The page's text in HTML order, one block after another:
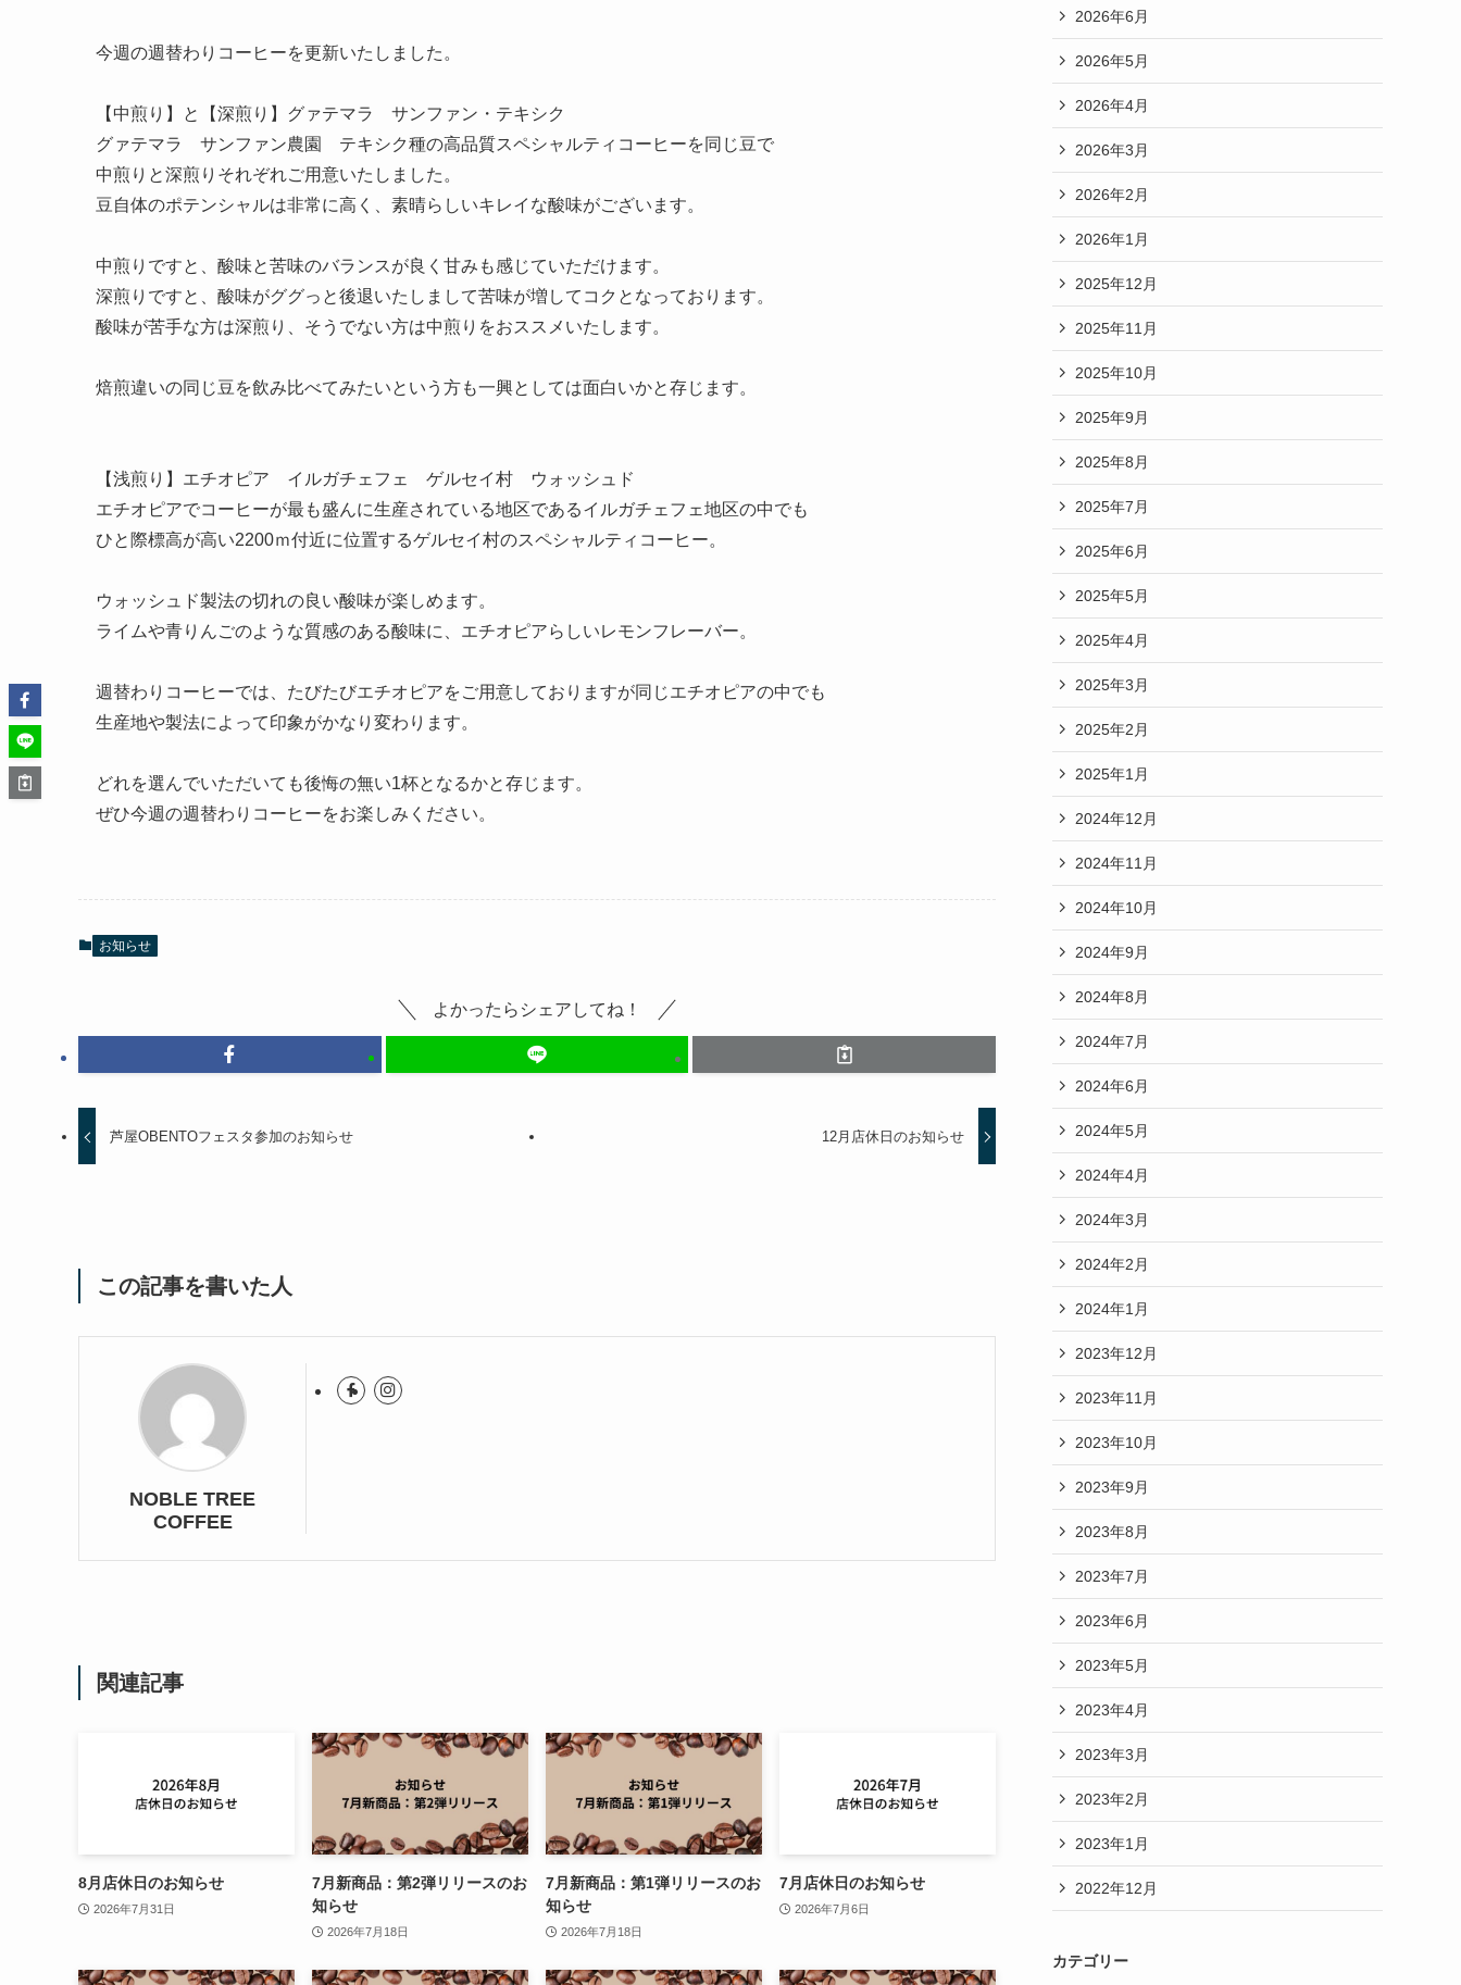
今週の週替わりコーヒーを更新いたしました。
【中煎り】と【深煎り】グァテマラ サンファン・テキシク
グァテマラ サンファン農園 テキシク種の高品質スペシャルティコーヒーを同じ豆で
中煎りと深煎りそれぞれご用意いたしました。
豆自体のポテンシャルは非常に高く、素晴らしいキレイな酸味がございます。
中煎りですと、酸味と苦味のバランスが良く甘みも感じていただけます。
深煎りですと、酸味がググっと後退いたしまして苦味が増してコクとなっております。
酸味が苦手な方は深煎り、そうでない方は中煎りをおススメいたします。
焙煎違いの同じ豆を飲み比べてみたいという方も一興としては面白いかと存じます。
【浅煎り】エチオピア イルガチェフェ ゲルセイ村 ウォッシュド
エチオピアでコーヒーが最も盛んに生産されている地区であるイルガチェフェ地区の中でも
ひと際標高が高い2200ｍ付近に位置するゲルセイ村のスペシャルティコーヒー。
ウォッシュド製法の切れの良い酸味が楽しめます。
ライムや青りんごのような質感のある酸味に、エチオピアらしいレモンフレーバー。
週替わりコーヒーでは、たびたびエチオピアをご用意しておりますが同じエチオピアの中でも
生産地や製法によって印象がかなり変わります。
どれを選んでいただいても後悔の無い1杯となるかと存じます。
ぜひ今週の週替わりコーヒーをお楽しみください。
お知らせ
よかったらシェアしてね！
芦屋OBENTOフェスタ参加のお知らせ 12月店休日のお知らせ
この記事を書いた人
NOBLE TREE
COFFEE
関連記事
8月店休日のお知らせ
2026年7月31日
7月新商品：第2弾リリースのお
知らせ
2026年7月18日
7月新商品：第1弾リリースのお
知らせ
2026年7月18日
7月店休日のお知らせ
2026年7月6日
2026年6月
2026年5月
2026年4月
2026年3月
2026年2月
2026年1月
2025年12月
2025年11月
2025年10月
2025年9月
2025年8月
2025年7月
2025年6月
2025年5月
2025年4月
2025年3月
2025年2月
2025年1月
2024年12月
2024年11月
2024年10月
2024年9月
2024年8月
2024年7月
2024年6月
2024年5月
2024年4月
2024年3月
2024年2月
2024年1月
2023年12月
2023年11月
2023年10月
2023年9月
2023年8月
2023年7月
2023年6月
2023年5月
2023年4月
2023年3月
2023年2月
2023年1月
2022年12月
カテゴリー